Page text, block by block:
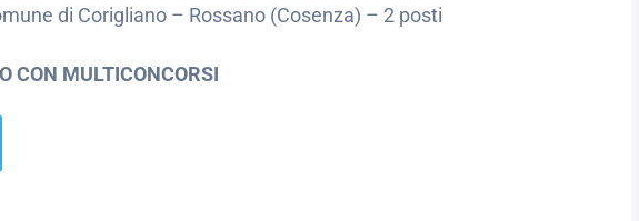
di Corigliano – Rossano (Cosenza) – 2 posti
CON MULTICONCORSI